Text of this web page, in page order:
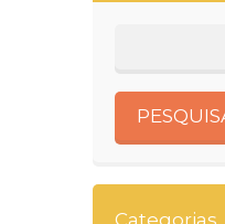
Categorias